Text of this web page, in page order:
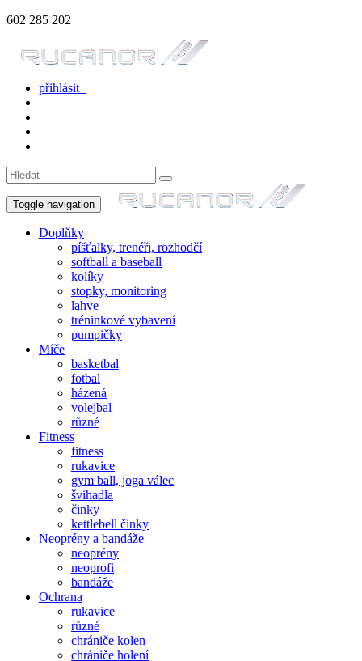
602 285 202
přihlásit
Toggle navigation
Doplňky
píšťalky, trenéři, rozhodčí
softball a baseball
kolíky
stopky, monitoring
lahve
tréninkové vybavení
pumpičky
Míče
basketbal
fotbal
házená
volejbal
různé
Fitness
fitness
rukavice
gym ball, joga válec
švihadla
činky
kettlebell činky
Neoprény a bandáže
neoprény
neoprofi
bandáže
Ochrana
rukavice
různé
chrániče kolen
chrániče holení